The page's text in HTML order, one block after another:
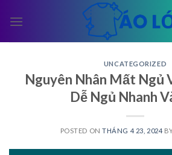
UNCATEGORIZED
Nguyên Nhân Mất Ngủ
Dễ Ngủ Nhanh
POSTED ONTHÁNG 4 23, 2024